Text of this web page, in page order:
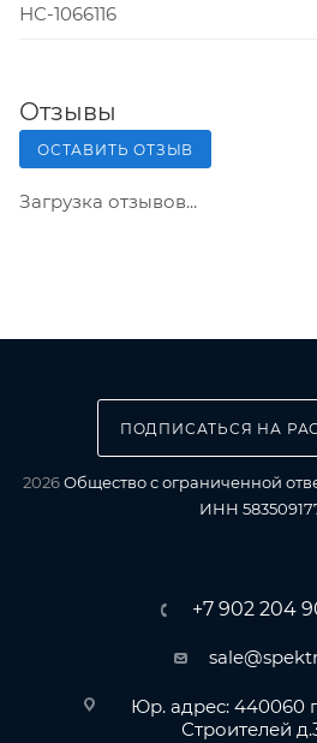
НС-1066116
Отзывы
ОСТАВИТЬ ОТЗЫВ
Загрузка отзывов...
ПОДПИСАТЬСЯ НА
2026Общество с ограниченной
ИНН
+7 902 204
Юр. адрес: 440060
Строителей